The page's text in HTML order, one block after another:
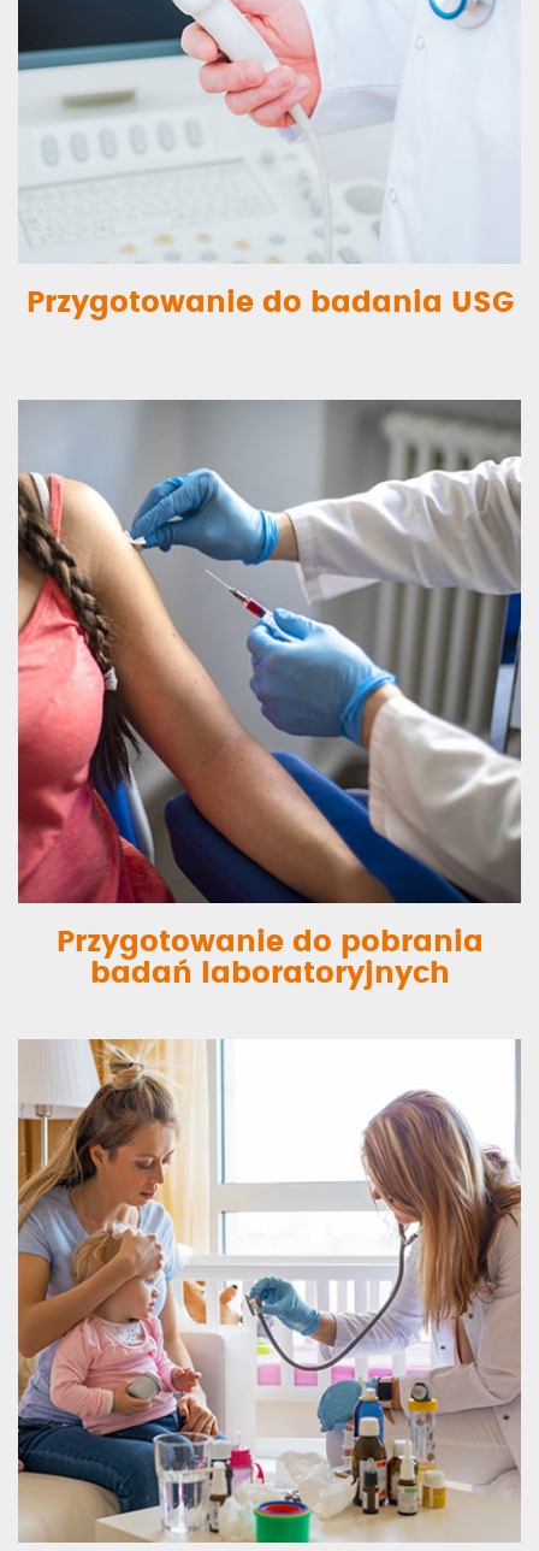
Przygotowanie do badania USG
Przygotowanie do pobrania
badań laboratoryjnych